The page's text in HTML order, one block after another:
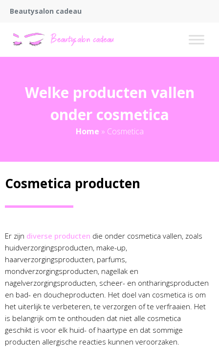
Beautysalon cadeau
Welke producten vallen
onder cosmetica
Home » Cosmetica
Cosmetica producten
Er zijn diverse producten die onder cosmetica vallen, zoals
huidverzorgingsproducten, make-up,
haarverzorgingsproducten, parfums,
mondverzorgingsproducten, nagellak en
nagelverzorgingsproducten, scheer- en ontharingsproducten
en bad- en doucheproducten. Het doel van cosmetica is om
het uiterlijk te verbeteren, te verzorgen of te verfraaien. Het
is belangrijk om te onthouden dat niet alle cosmetica
geschikt is voor elk huid- of haartype en dat sommige
producten allergische reacties kunnen veroorzaken.